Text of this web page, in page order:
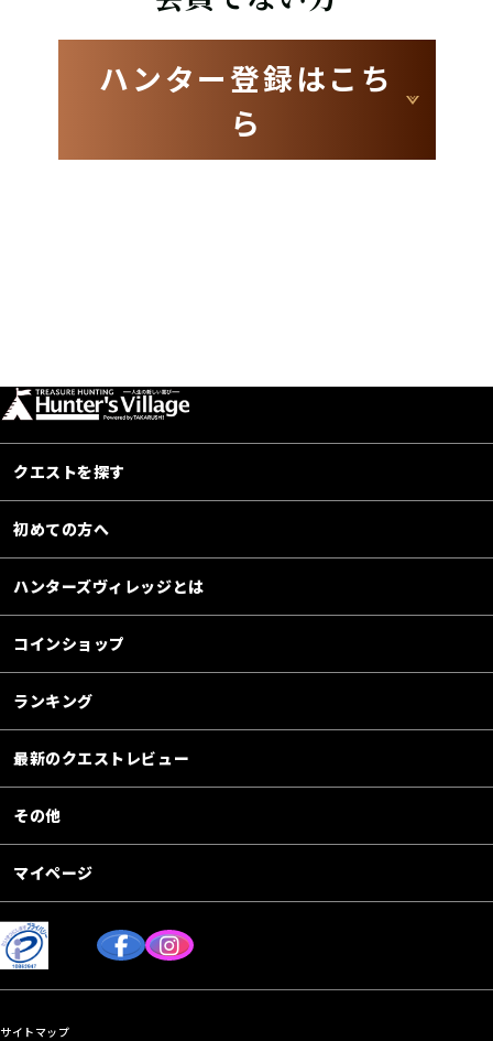
ハンター登録はこち
ら
クエストを探す
初めての方へ
ハンターズヴィレッジとは
コインショップ
ランキング
最新のクエストレビュー
その他
マイページ
サイトマップ